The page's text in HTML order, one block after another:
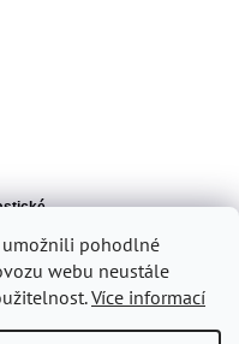
umožnili pohodlné
webu neustále
Více informací